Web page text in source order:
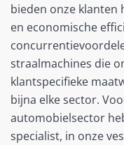
bieden onze klanten
en economische
straalmachines die
klantspecifieke
bijna elke sector.
automobielsector
specialist, in onze